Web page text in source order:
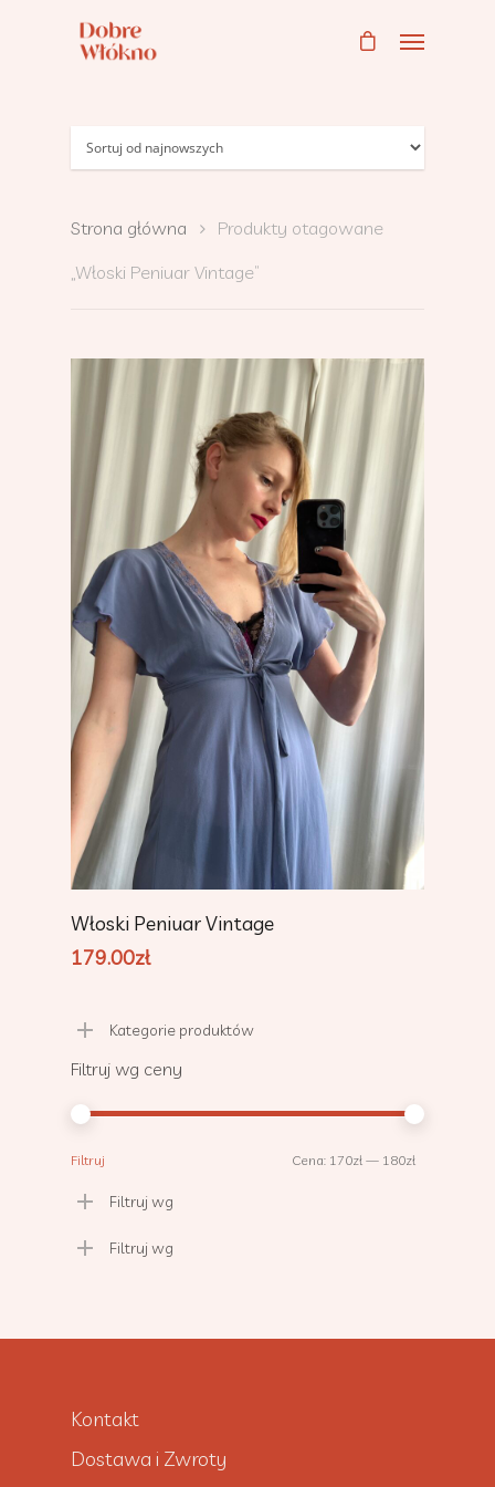
Strona główna
Produkty otagowane
„Włoski Peniuar Vintage”
Dodaj Do Koszyka
Włoski Peniuar Vintage
179.00zł
Kategorie produktów
Filtruj wg ceny
Filtruj Cena: 170zł — 180zł
Filtruj wg
Filtruj wg
Kontakt
Dostawa i Zwroty